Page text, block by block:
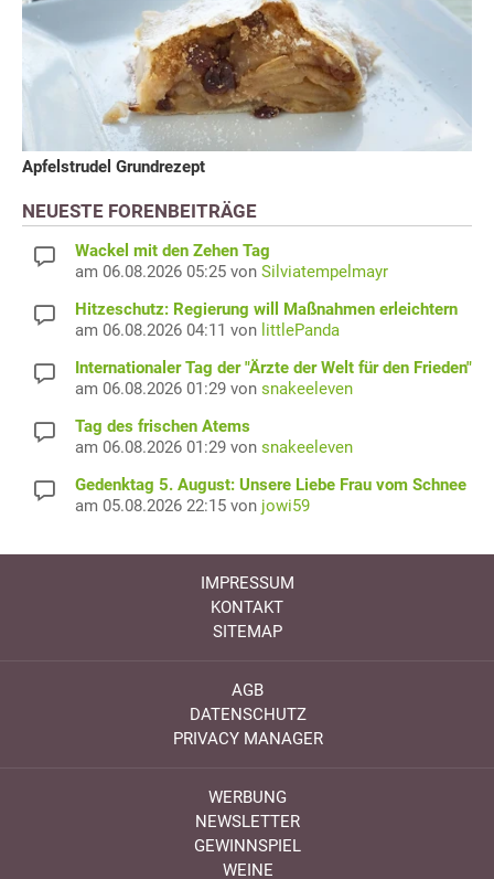
Apfelstrudel Grundrezept
NEUESTE FORENBEITRÄGE
Wackel mit den Zehen Tag
am 06.08.2026 05:25 von Silviatempelmayr
Hitzeschutz: Regierung will Maßnahmen erleichtern
am 06.08.2026 04:11 von littlePanda
Internationaler Tag der "Ärzte der Welt für den Frieden"
am 06.08.2026 01:29 von snakeeleven
Tag des frischen Atems
am 06.08.2026 01:29 von snakeeleven
Gedenktag 5. August: Unsere Liebe Frau vom Schnee
am 05.08.2026 22:15 von jowi59
IMPRESSUM
KONTAKT
SITEMAP
AGB
DATENSCHUTZ
PRIVACY MANAGER
WERBUNG
NEWSLETTER
GEWINNSPIEL
WEINE